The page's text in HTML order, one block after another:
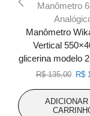
Manômetro
Manômetro
Vertical
glicerina modelo
R$135,00 O
era:
R$
ADICIONAR